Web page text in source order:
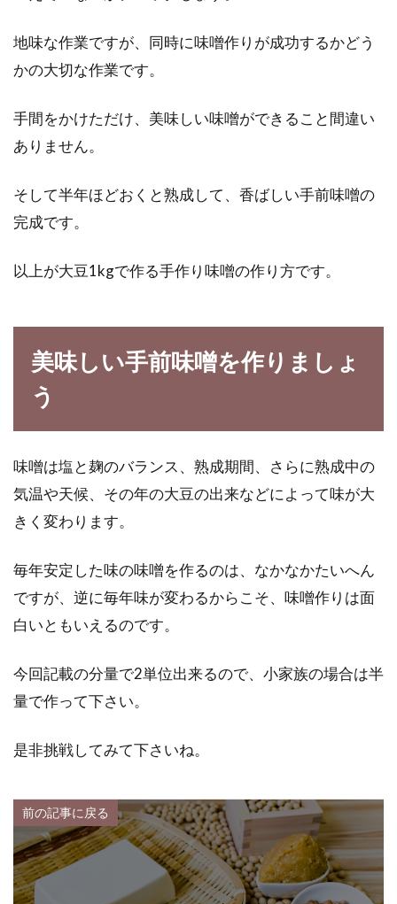
地味な作業ですが、同時に味噌作りが成功するかどう
かの大切な作業です。
手間をかけただけ、美味しい味噌ができること間違い
ありません。
そして半年ほどおくと熟成して、香ばしい手前味噌の
完成です。
以上が大豆1kgで作る手作り味噌の作り方です。
美味しい手前味噌を作りましょ
う
味噌は塩と麹のバランス、熟成期間、さらに熟成中の
気温や天候、その年の大豆の出来などによって味が大
きく変わります。
毎年安定した味の味噌を作るのは、なかなかたいへん
ですが、逆に毎年味が変わるからこそ、味噌作りは面
白いともいえるのです。
今回記載の分量で2単位出来るので、小家族の場合は半
量で作って下さい。
是非挑戦してみて下さいね。
前の記事に戻る